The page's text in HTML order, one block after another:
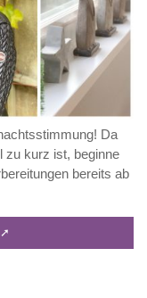
Da
zu kurz ist, beginne
bereits ab